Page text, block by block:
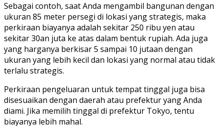
Sebagai contoh, saat Anda mengambil bangunan dengan
ukuran 85 meter persegi di lokasi yang strategis, maka
perkiraan biayanya adalah sekitar 250 ribu yen atau
sekitar 30an juta ke atas dalam bentuk rupiah. Ada juga
yang harganya berkisar 5 sampai 10 jutaan dengan
ukuran yang lebih kecil dan lokasi yang normal atau tidak
terlalu strategis.
Perkiraan pengeluaran untuk tempat tinggal juga bisa
disesuaikan dengan daerah atau prefektur yang Anda
diami. Jika memilih tinggal di prefektur Tokyo, tentu
biayanya lebih mahal.